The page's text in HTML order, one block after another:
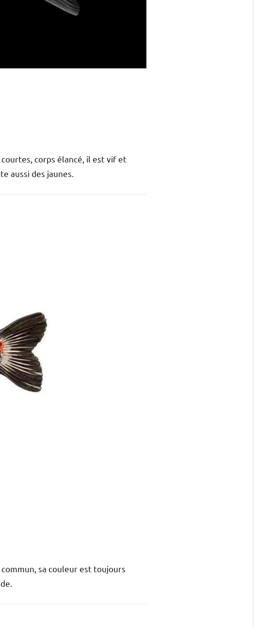
corps élancé, il est vif et
aussi des jaunes.
sa couleur est toujours